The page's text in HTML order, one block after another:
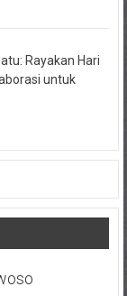
Rayakan Hari
untuk